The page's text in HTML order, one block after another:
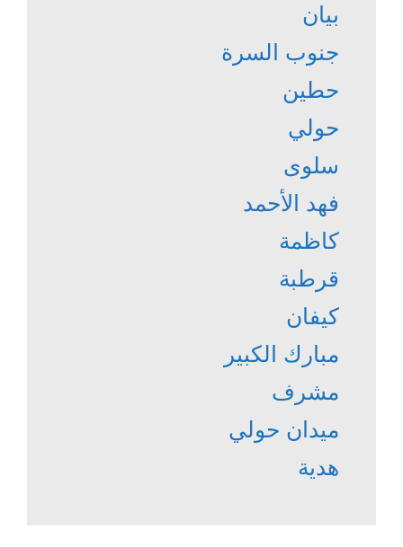
بيان
جنوب السرة
حطين
حولي
سلوى
فهد الأحمد
كاظمة
قرطبة
كيفان
مبارك الكبير
مشرف
ميدان حولي
هدية